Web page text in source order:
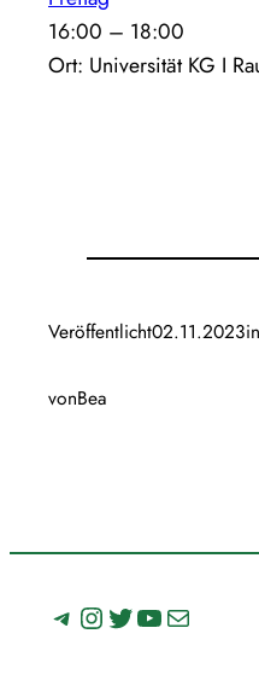
16:00 – 18:00
Ort: Universität KG I
Veröffentlicht02.11.2023in
vonBea
Telegram
Instagram
Twitter
YouTube
E-Mail